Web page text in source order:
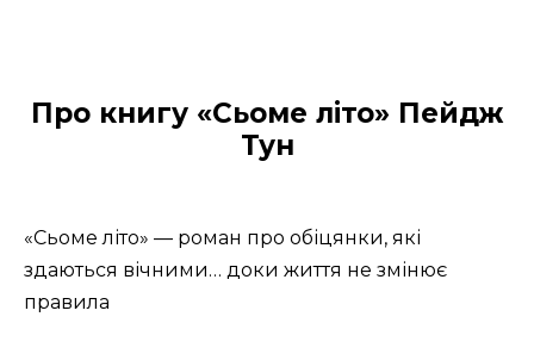
Про книгу «Сьоме літо» Пейдж
Тун
«Сьоме літо» — роман про обіцянки, які
здаються вічними… доки життя не змінює
правила